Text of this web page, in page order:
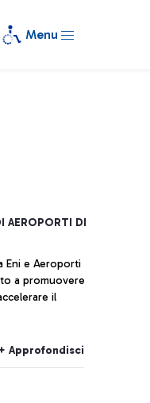
Menu
AEROPORTI DI
Eni e Aeroporti
a promuovere
il
Approfondisci